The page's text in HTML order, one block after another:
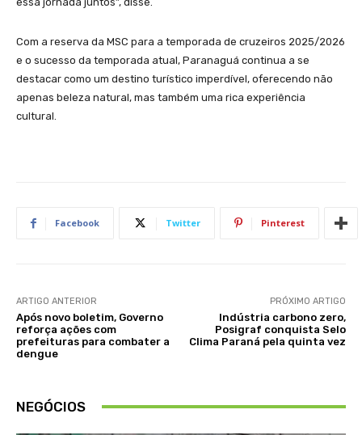
Com a reserva da MSC para a temporada de cruzeiros 2025/2026
e o sucesso da temporada atual, Paranaguá continua a se
destacar como um destino turístico imperdível, oferecendo não
apenas beleza natural, mas também uma rica experiência
cultural.
Facebook Twitter Pinterest
ARTIGO ANTERIOR
Após novo boletim, Governo
reforça ações com
prefeituras para combater a
dengue
PRÓXIMO ARTIGO
Indústria carbono zero,
Posigraf conquista Selo
Clima Paraná pela quinta vez
NEGÓCIOS